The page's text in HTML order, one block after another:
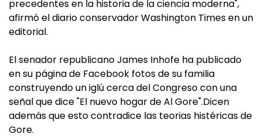
precedentes en la historia de la ciencia moderna",
afirmó el diario conservador Washington Times en un
editorial.
El senador republicano James Inhofe ha publicado
en su página de Facebook fotos de su familia
construyendo un iglú cerca del Congreso con una
señal que dice "El nuevo hogar de Al Gore".Dicen
además que esto contradice las teorias histéricas de
Gore.